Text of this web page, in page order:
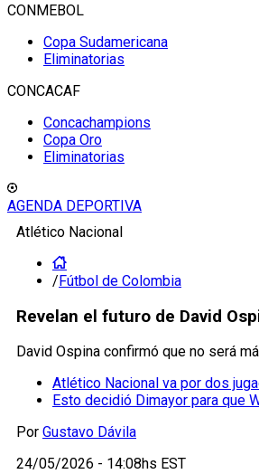
CONMEBOL
Copa Sudamericana
Eliminatorias
CONCACAF
Concachampions
Copa Oro
Eliminatorias
AGENDA DEPORTIVA
Atlético Nacional
/Fútbol de Colombia
Revelan el futuro de David
David Ospina confirmó que no será
Atlético Nacional va por dos
Esto decidió Dimayor para que
Por Gustavo Dávila
24/05/2026 - 14:08hs EST